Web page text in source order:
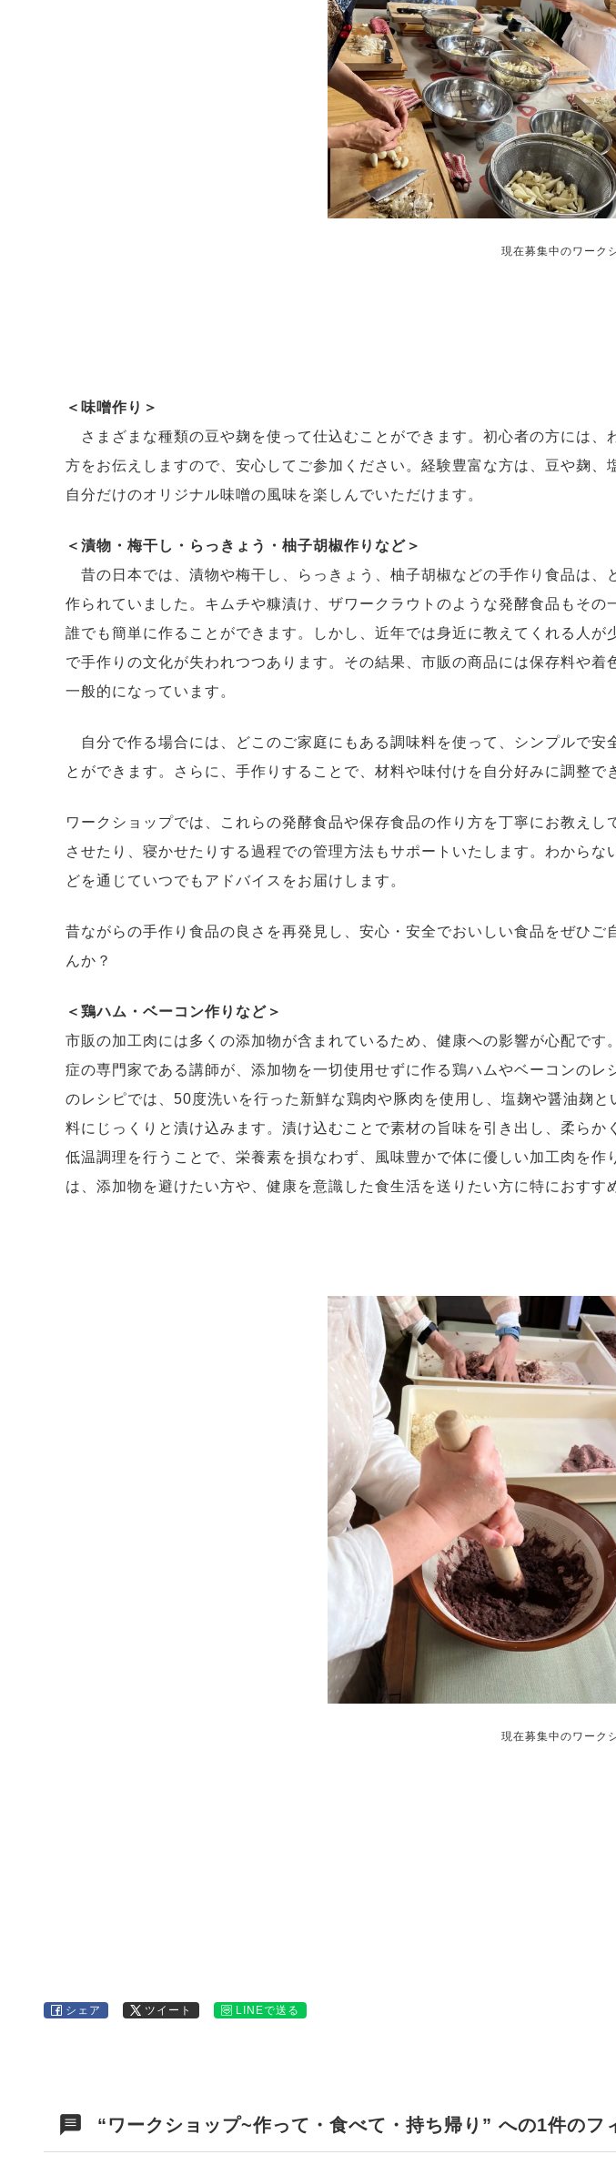
現在募集中のワーク
＜味噌作り＞
さまざまな種類の豆や麹を使って仕込むことができます。初心者の方には、
方をお伝えしますので、安心してご参加ください。経験豊富な方は、豆や麹、
自分だけのオリジナル味噌の風味を楽しんでいただけます。
＜漬物・梅干し・らっきょう・柚子胡椒作りなど＞
昔の日本では、漬物や梅干し、らっきょう、柚子胡椒などの手作り食品は、
作られていました。キムチや糠漬け、ザワークラウトのような発酵食品もその
誰でも簡単に作ることができます。しかし、近年では身近に教えてくれる人が
で手作りの文化が失われつつあります。その結果、市販の商品には保存料や着
一般的になっています。
自分で作る場合には、どこのご家庭にもある調味料を使って、シンプルで安
とができます。さらに、手作りすることで、材料や味付けを自分好みに調整で
ワークショップでは、これらの発酵食品や保存食品の作り方を丁寧にお教えし
させたり、寝かせたりする過程での管理方法もサポートいたします。わからな
どを通じていつでもアドバイスをお届けします。
昔ながらの手作り食品の良さを再発見し、安心・安全でおいしい食品をぜひご
んか？
＜鶏ハム・ベーコン作りなど＞
市販の加工肉には多くの添加物が含まれているため、健康への影響が心配です
症の専門家である講師が、添加物を一切使用せずに作る鶏ハムやベーコンのレ
のレシピでは、50度洗いを行った新鮮な鶏肉や豚肉を使用し、塩麹や醤油麹と
料にじっくりと漬け込みます。漬け込むことで素材の旨味を引き出し、柔らか
低温調理を行うことで、栄養素を損なわず、風味豊かで体に優しい加工肉を作
は、添加物を避けたい方や、健康を意識した食生活を送りたい方に特におすす
現在募集中のワーク
シェア ツイート LINEで送る
“ワークショップ~作って・食べて・持ち帰り” への1件のフ